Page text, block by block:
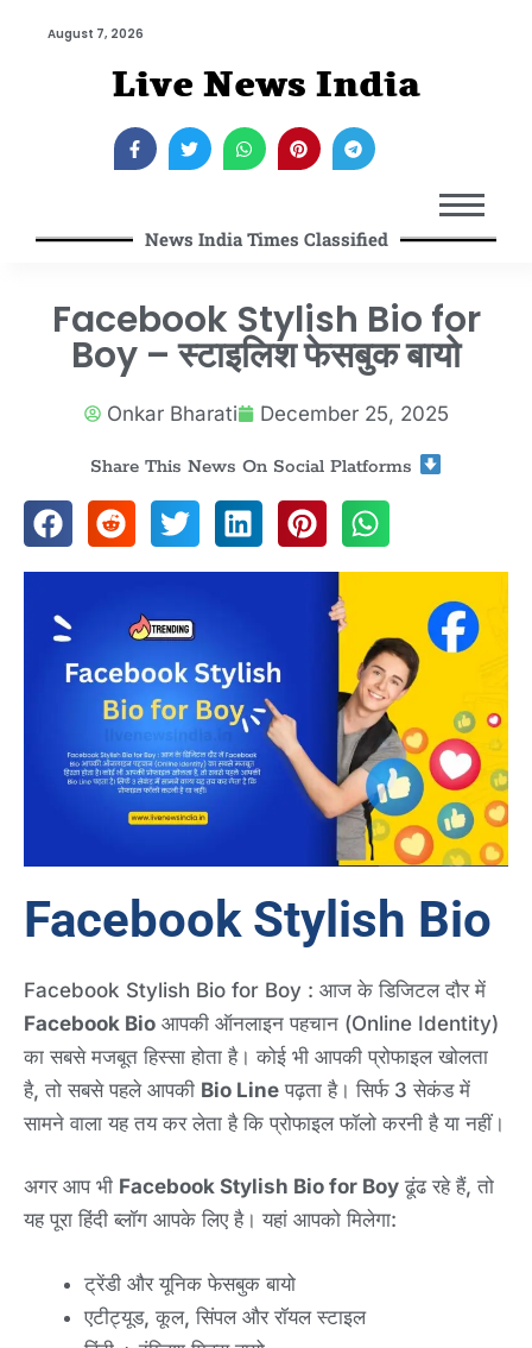
August 7, 2026
Live News India
News India Times Classified
Facebook Stylish Bio for
Boy – स्टाइलिश फेसबुक बायो
Onkar Bharati December 25, 2025
Share This News On Social Platforms
Facebook Stylish Bio
Facebook Stylish Bio for Boy : आज के डिजिटल दौर में
Facebook Bio आपकी ऑनलाइन पहचान (Online Identity)
का सबसे मजबूत हिस्सा होता है। कोई भी आपकी प्रोफाइल खोलता
है, तो सबसे पहले आपकी Bio Line पढ़ता है। सिर्फ 3 सेकंड में
सामने वाला यह तय कर लेता है कि प्रोफाइल फॉलो करनी है या नहीं।
अगर आप भी Facebook Stylish Bio for Boy ढूंढ रहे हैं, तो
यह पूरा हिंदी ब्लॉग आपके लिए है। यहां आपको मिलेगा:
ट्रेंडी और यूनिक फेसबुक बायो
एटीट्यूड, कूल, सिंपल और रॉयल स्टाइल